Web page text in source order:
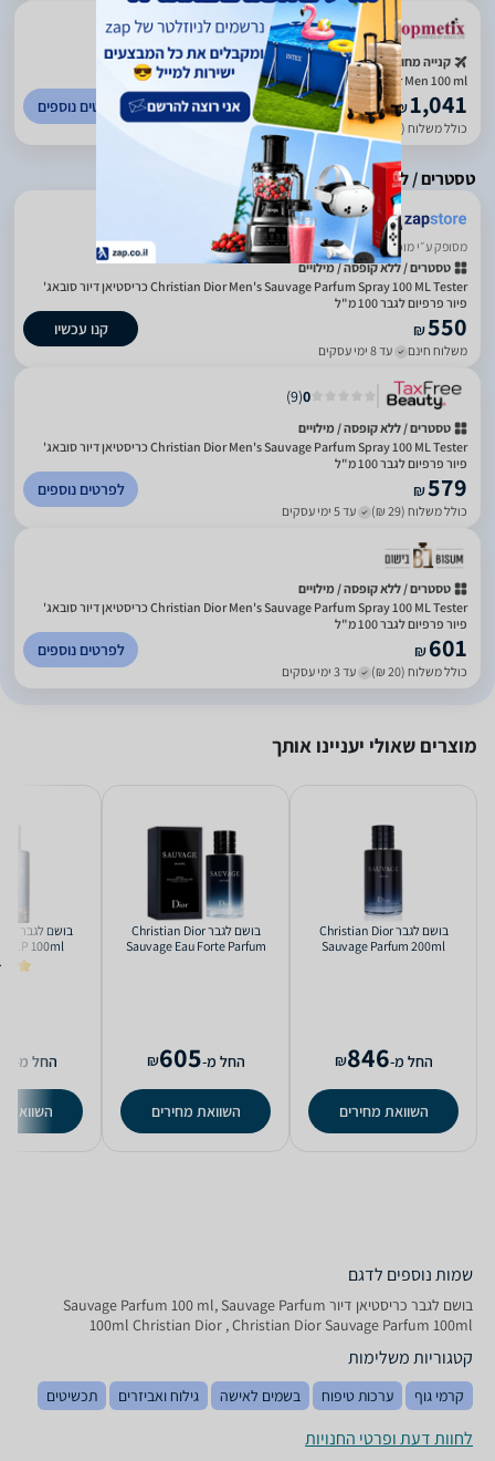
קנייה מחו"ל
Sauvage by Christian Dior Parfum Spray for Men 100 ml
₪1,041
כולל משלוח (29 ₪) עד 14 ימי עסקים
לפרטים נוספים
טסטרים / ללא קופסה / מילויים
ביטחון בשירות
מסופק ע״י מוכר חיצוני
טסטרים / ללא קופסה / מילויים
Christian Dior Men's Sauvage Parfum Spray 100 ML Tester כריסטיאן דיור סובאג'
פיור פרפיום לגבר 100 מ"ל
₪550
משלוח חינם עד 8 ימי עסקים
קנו עכשיו
0
(
9
)
טסטרים / ללא קופסה / מילויים
Christian Dior Men's Sauvage Parfum Spray 100 ML Tester כריסטיאן דיור סובאג'
פיור פרפיום לגבר 100 מ"ל
₪579
כולל משלוח (29 ₪) עד 5 ימי עסקים
לפרטים נוספים
טסטרים / ללא קופסה / מילויים
Christian Dior Men's Sauvage Parfum Spray 100 ML Tester כריסטיאן דיור סובאג'
פיור פרפיום לגבר 100 מ"ל
₪601
כולל משלוח (20 ₪) עד 3 ימי עסקים
לפרטים נוספים
מוצרים שאולי יעניינו אותך
בושם לגבר Christian Dior
Sauvage Parfum 200ml
החל מ-846
₪
השוואת מחירים
בושם לגבר Christian Dior
Sauvage Eau Forte Parfum
החל מ-605
₪
השוואת מחירים
100ml
החל מ-
השוואת
שמות נוספים לדגם
בושם לגבר כריסטיאן דיור Sauvage Parfum 100 ml, Sauvage Parfum
100ml Christian Dior , Christian Dior Sauvage Parfum 100ml
קטגוריות משלימות
קרמי גוף ערכות טיפוח בשמים לאישה גילוח ואביזרים תכשיטים
לחוות דעת ופרטי החנויות